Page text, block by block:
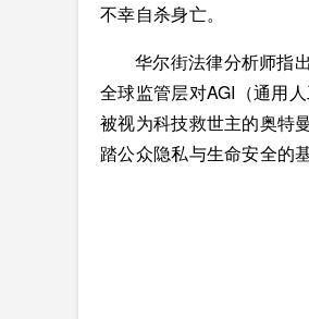
不幸自杀身亡。
华尔街法律分析师指
全球监管层对AGI（通用
被视为科技救世主的奥特
踏公众隐私与生命安全的